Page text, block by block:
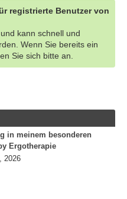
registrierte Benutzer von
kann schnell und
Wenn Sie bereits ein
Sie sich bitte an.
in meinem besonderen
Ergotherapie
2026